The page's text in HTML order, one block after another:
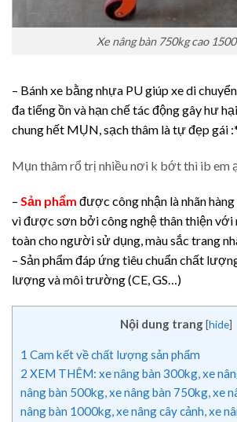
Xe nâng bàn 750kg cao
– Bánh xe bằng nhựa PU giúp xe di
đa tiếng ồn và hạn chế tác động gây hư
chung hết MỤN, sạch thâm là tự đẹp gái
Mụn thâm rổ trị nhiều nơi k bớt thì ib em
– Sản phẩm được công nhận là nhãn
vì được sơn bởi công nghệ thân thiện
toàn cho người sử dụng, màu sắc trang
– Sản phẩm đáp ứng tiêu chuẩn chất
lượng và môi trường (CE, GS…)
Nội dung trang [hide]
1 Cam kết về chất lượng sản phẩm
2 XEM THÊM: xe nâng bàn 300kg, xe
nâng bàn 500kg, xe nâng bàn 750kg, xe
nâng bàn 1000kg, xe nâng cây cảnh, xe